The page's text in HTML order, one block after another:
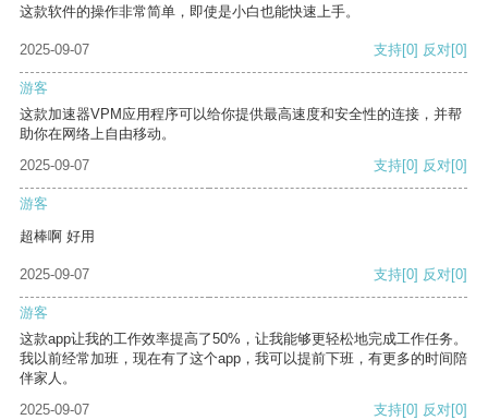
这款软件的操作非常简单，即使是小白也能快速上手。
2025-09-07 支持[0] 反对[0]
游客
这款加速器VPM应用程序可以给你提供最高速度和安全性的连接，并帮
助你在网络上自由移动。
2025-09-07
支持[0] 反对[0]
游客
超棒啊 好用
2025-09-07 支持[0] 反对[0]
游客
这款app让我的工作效率提高了50%，让我能够更轻松地完成工作任务。
我以前经常加班，现在有了这个app，我可以提前下班，有更多的时间陪
伴家人。
2025-09-07
支持[0] 反对[0]